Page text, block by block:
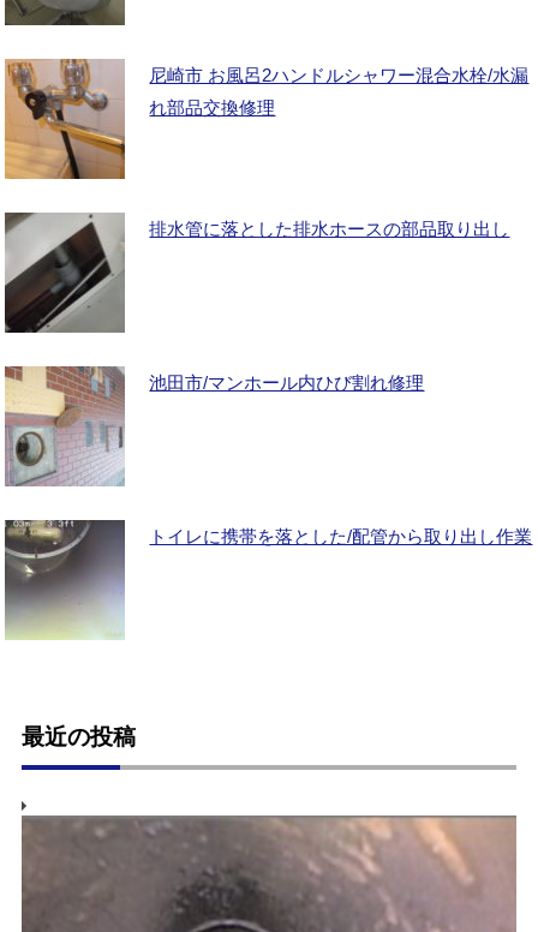
尼崎市 お風呂2ハンドルシャワー混合水栓/水漏
れ部品交換修理
排水管に落とした排水ホースの部品取り出し
池田市/マンホール内ひび割れ修理
トイレに携帯を落とした/配管から取り出し作業
最近の投稿